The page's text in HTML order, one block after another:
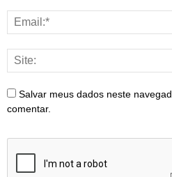
Salvar meus dados neste
comentar.